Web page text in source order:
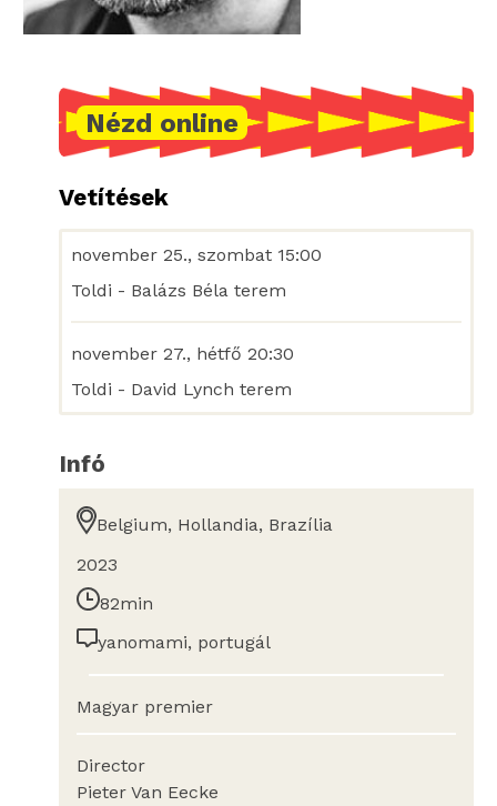
Nézd online
Vetítések
november 25., szombat 15:00
Toldi - Balázs Béla terem
november 27., hétfő 20:30
Toldi - David Lynch terem
Infó
Belgium, Hollandia, Brazília
2023
82min
yanomami, portugál
Magyar premier
Director
Pieter Van Eecke